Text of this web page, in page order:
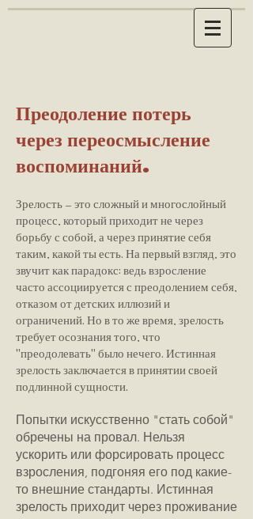
Преодоление потерь
через переосмысление
воспоминаний.
Зрелость — это сложный и многослойный
процесс, который приходит не через
борьбу с собой, а через принятие себя
таким, какой ты есть. На первый взгляд, это
звучит как парадокс: ведь взросление
часто ассоциируется с преодолением себя,
отказом от детских иллюзий и
ограничений. Но в то же время, зрелость
требует осознания того, что
"преодолевать" было нечего. Истинная
зрелость заключается в принятии своей
подлинной сущности.
Попытки искусственно "стать собой"
обречены на провал. Нельзя
ускорить или форсировать процесс
взросления, подгоняя его под какие-
то внешние стандарты. Истинная
зрелость приходит через проживание